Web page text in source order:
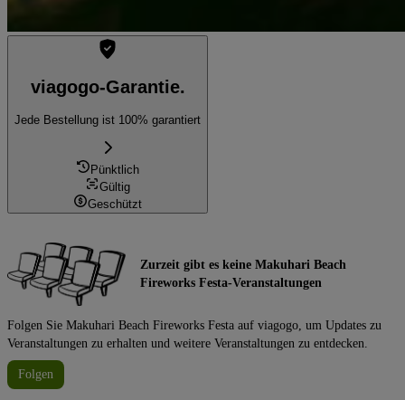
viagogo-Garantie.
Jede Bestellung ist 100% garantiert
Pünktlich
Gültig
Geschützt
Zurzeit gibt es keine Makuhari Beach
Fireworks Festa-Veranstaltungen
Folgen Sie Makuhari Beach Fireworks Festa auf viagogo, um Updates zu
Veranstaltungen zu erhalten und weitere Veranstaltungen zu entdecken.
Folgen